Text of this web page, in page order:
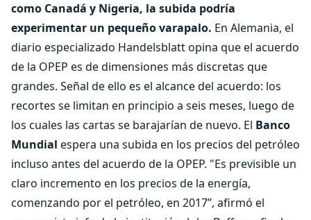
como Canadá y Nigeria, la subida podría
experimentar un pequeño varapalo. En Alemania, el
diario especializado Handelsblatt opina que el acuerdo
de la OPEP es de dimensiones más discretas que
grandes. Señal de ello es el alcance del acuerdo: los
recortes se limitan en principio a seis meses, luego de
los cuales las cartas se barajarían de nuevo. El Banco
Mundial espera una subida en los precios del petróleo
incluso antes del acuerdo de la OPEP. "Es previsible un
claro incremento en los precios de la energía,
comenzando por el petróleo, en 2017”, afirmó el